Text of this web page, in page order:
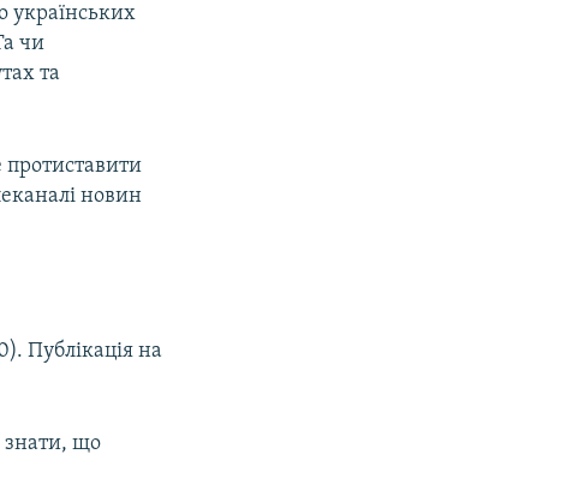
українських
чи
та
новин
Публікація на
знати, що